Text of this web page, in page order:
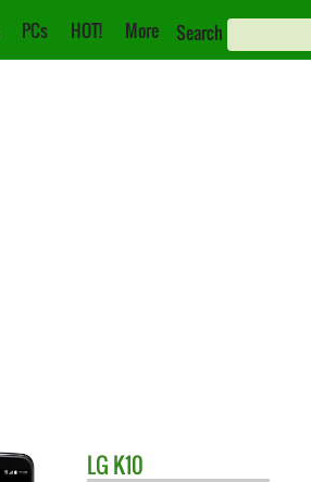
PCs HOT! More Search
LG K10